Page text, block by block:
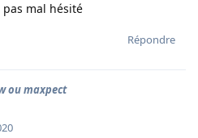
pas mal hésité
Répondre
ou maxpect